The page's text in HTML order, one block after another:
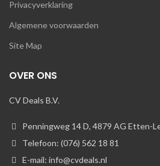
Privacyverklaring
Algemene voorwaarden
Site Map
OVER ONS
CV Deals B.V.
Penningweg 14 D, 4879 AG Etten-
Telefoon: (076) 562 18 81
E-mail: info@cvdeals.nl